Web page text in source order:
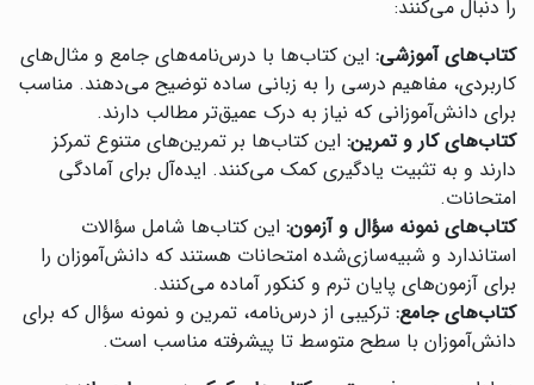
را دنبال می‌کنند:
کتاب‌های آموزشی: این کتاب‌ها با درس‌نامه‌های جامع و مثال‌های
کاربردی، مفاهیم درسی را به زبانی ساده توضیح می‌دهند. مناسب
برای دانش‌آموزانی که نیاز به درک عمیق‌تر مطالب دارند.
کتاب‌های کار و تمرین: این کتاب‌ها بر تمرین‌های متنوع تمرکز
دارند و به تثبیت یادگیری کمک می‌کنند. ایده‌آل برای آمادگی
امتحانات.
کتاب‌های نمونه سؤال و آزمون: این کتاب‌ها شامل سؤالات
استاندارد و شبیه‌سازی‌شده امتحانات هستند که دانش‌آموزان را
برای آزمون‌های پایان ترم و کنکور آماده می‌کنند.
کتاب‌های جامع: ترکیبی از درس‌نامه، تمرین و نمونه سؤال که برای
دانش‌آموزان با سطح متوسط تا پیشرفته مناسب است.